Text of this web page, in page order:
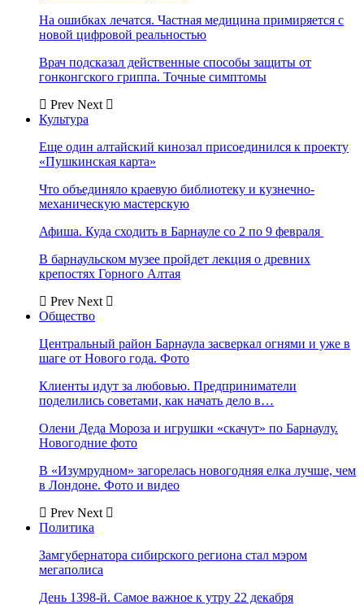
На ошибках лечатся. Частная медицина примиряется с
новой цифровой реальностью
Врач подсказал действенные способы защиты от
гонконгского гриппа. Точные симптомы
Prev Next
Культура
Еще один алтайский кинозал присоединился к проекту
«Пушкинская карта»
Что объединяло краевую библиотеку и кузнечно-
механическую мастерскую
Афиша. Куда сходить в Барнауле со 2 по 9 февраля
В барнаульском музее пройдет лекция о древних
крепостях Горного Алтая
Prev Next
Общество
Центральный район Барнаула засверкал огнями и уже в
шаге от Нового года. Фото
Клиенты идут за любовью. Предприниматели
поделились советами, как начать дело в…
Олени Деда Мороза и игрушки «скачут» по Барнаулу.
Новогодние фото
В «Изумрудном» загорелась новогодняя елка лучше, чем
в Лондоне. Фото и видео
Prev Next
Политика
Замгубернатора сибирского региона стал мэром
мегаполиса
День 1398-й. Самое важное к утру 22 декабря